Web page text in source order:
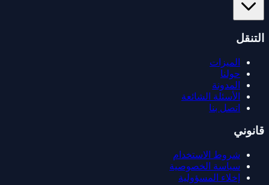
التنقل
الميزات
حولنا
المدونة
الأسئلة الشائعة
اتصل بنا
قانوني
شروط الاستخدام
سياسة الخصوصية
إخلاء المسؤولية